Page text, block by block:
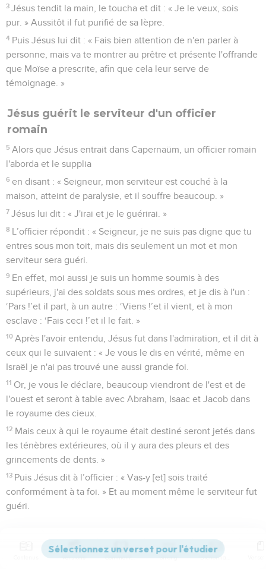
3 Jésus tendit la main, le toucha et dit : « Je le veux, sois
pur. » Aussitôt il fut purifié de sa lèpre.
4 Puis Jésus lui dit : « Fais bien attention de n'en parler à
personne, mais va te montrer au prêtre et présente l'offrande
que Moïse a prescrite, afin que cela leur serve de
témoignage. »
Jésus guérit le serviteur d'un officier
romain
5 Alors que Jésus entrait dans Capernaüm, un officier romain
l'aborda et le supplia
6 en disant : « Seigneur, mon serviteur est couché à la
maison, atteint de paralysie, et il souffre beaucoup. »
7 Jésus lui dit : « J'irai et je le guérirai. »
8 L’officier répondit : « Seigneur, je ne suis pas digne que tu
entres sous mon toit, mais dis seulement un mot et mon
serviteur sera guéri.
9 En effet, moi aussi je suis un homme soumis à des
supérieurs, j'ai des soldats sous mes ordres, et je dis à l'un :
‘Pars !’et il part, à un autre : ‘Viens !’et il vient, et à mon
esclave : ‘Fais ceci !’et il le fait. »
10 Après l'avoir entendu, Jésus fut dans l'admiration, et il dit à
ceux qui le suivaient : « Je vous le dis en vérité, même en
Israël je n'ai pas trouvé une aussi grande foi.
11 Or, je vous le déclare, beaucoup viendront de l'est et de
l'ouest et seront à table avec Abraham, Isaac et Jacob dans
le royaume des cieux.
12 Mais ceux à qui le royaume était destiné seront jetés dans
les ténèbres extérieures, où il y aura des pleurs et des
grincements de dents. »
13 Puis Jésus dit à l’officier : « Vas-y [et] sois traité
conformément à ta foi. » Et au moment même le serviteur fut
guéri.
Jésus guérit beaucoup de malades
Jésus se rendit ensuite à la maison de Pierre. Il vit la belle-
Versions Commentaires Strong